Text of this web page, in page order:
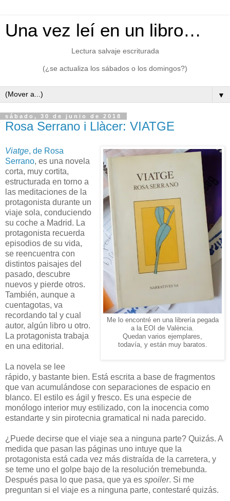
Una vez leí en un libro…
Lectura salvaje escriturada
(¿se actualiza los sábados o los domingos?)
▼
sábado, 30 de junio de 2018
Rosa Serrano i Llàcer: VIATGE
Me lo encontré en una librería pegada
a la EOI de València.
Quedan varios ejemplares,
todavía, y están muy baratos.
Viatge, de Rosa
Serrano, es una novela
corta, muy cortita,
estructurada en torno a
las meditaciones de la
protagonista durante un
viaje sola, conduciendo
su coche a Madrid. La
protagonista recuerda
episodios de su vida,
se reencuentra con
distintos paisajes del
pasado, descubre
nuevos y pierde otros.
También, aunque a
cuentagotas, va
recordando tal y cual
autor, algún libro u otro.
La protagonista trabaja
en una editorial.
La novela se lee
rápido, y bastante bien. Está escrita a base de fragmentos
que van acumulándose con separaciones de espacio en
blanco. El estilo es ágil y fresco. Es una especie de
monólogo interior muy estilizado, con la inocencia como
estandarte y sin pirotecnia gramatical ni nada parecido.
¿Puede decirse que el viaje sea a ninguna parte? Quizás. A
medida que pasan las páginas uno intuye que la
protagonista está cada vez más distraída de la carretera, y
se teme uno el golpe bajo de la resolución tremebunda.
Después pasa lo que pasa, que ya es spoiler. Si me
preguntan si el viaje es a ninguna parte, contestaré quizás.